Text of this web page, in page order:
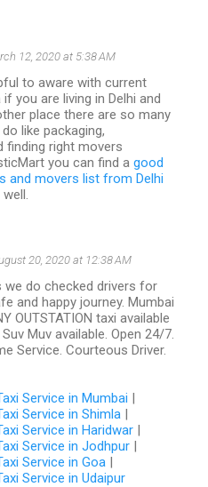
12, 2020 at 5:38 AM
to aware with current
you are living in Delhi and
place there are so many
like packaging,
finding right movers
you can find a good
and movers list from Delhi
20, 2020 at 12:38 AM
we do checked drivers for
and happy journey. Mumbai
OUTSTATION taxi available
Muv available. Open 24/7.
Service. Courteous Driver.
Service in Mumbai |
Service in Shimla |
Service in Haridwar |
Service in Jodhpur |
Service in Goa |
Service in Udaipur